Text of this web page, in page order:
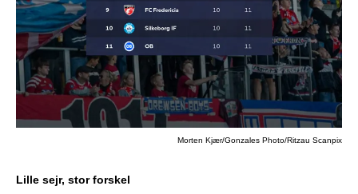
Morten Kjær/Gonzales Photo/Ritzau Scanpix
Lille sejr, stor forskel